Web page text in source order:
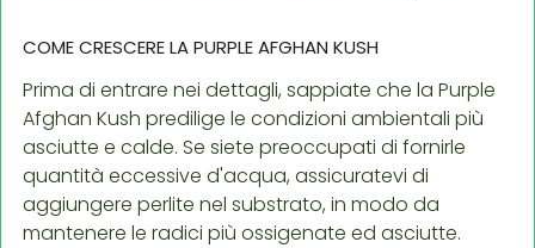
COME CRESCERE LA PURPLE AFGHAN KUSH
Prima di entrare nei dettagli, sappiate che la Purple
Afghan Kush predilige le condizioni ambientali più
asciutte e calde. Se siete preoccupati di fornirle
quantità eccessive d'acqua, assicuratevi di
aggiungere perlite nel substrato, in modo da
mantenere le radici più ossigenate ed asciutte.